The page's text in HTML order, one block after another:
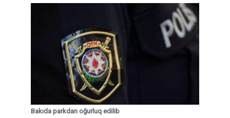
Bakıda parkdan oğurluq edilib